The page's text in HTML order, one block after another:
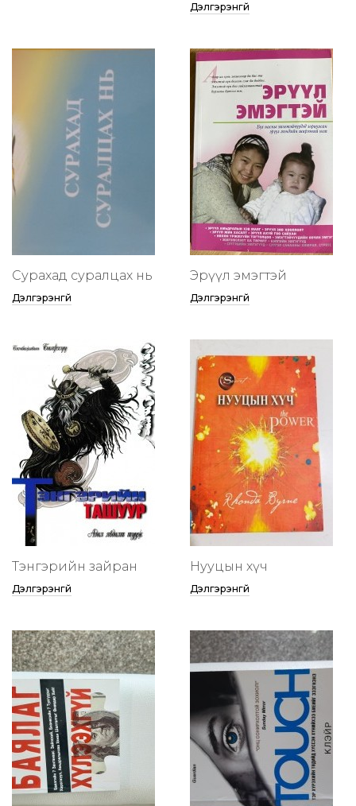
Дэлгэрэнгүй
Сурахад суралцах нь
Дэлгэрэнгүй
Эрүүл эмэгтэй
Дэлгэрэнгүй
Тэнгэрийн зайран
Дэлгэрэнгүй
Нууцын хүч
Дэлгэрэнгүй